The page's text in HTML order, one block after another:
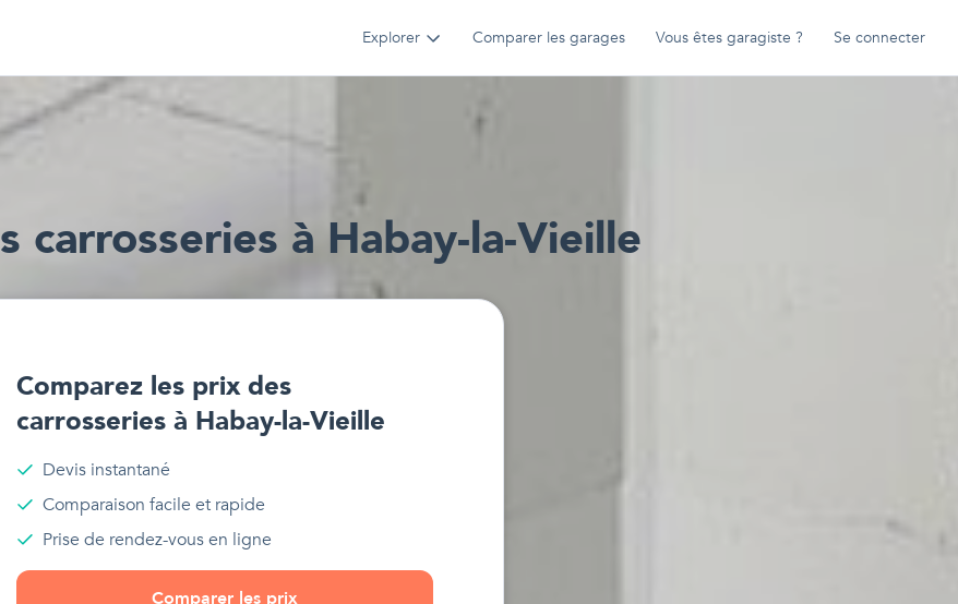
Explorer Comparer les garages Vous êtes garagiste ? Se connecter
s carrosseries à Habay-la-Vieille
Comparez les prix des
carrosseries à Habay-la-Vieille
Devis instantané
Comparaison facile et rapide
Prise de rendez-vous en ligne
Comparer les prix